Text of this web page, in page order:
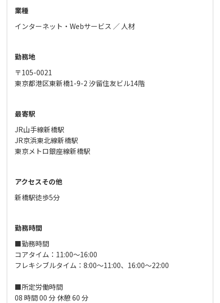
業種
インターネット・Webサービス
人材
勤務地
〒105-0021
東京都港区東新橋1-9-2 汐留住友ビル14階
最寄駅
JR山手線新橋駅
JR京浜東北線新橋駅
東京メトロ銀座線新橋駅
アクセスその他
新橋駅徒歩5分
勤務時間
■勤務時間
コアタイム：11:00～16:00
フレキシブルタイム：8:00～11:00、16:00～22:00
■所定労働時間
08 時間 00 分 休憩 60 分